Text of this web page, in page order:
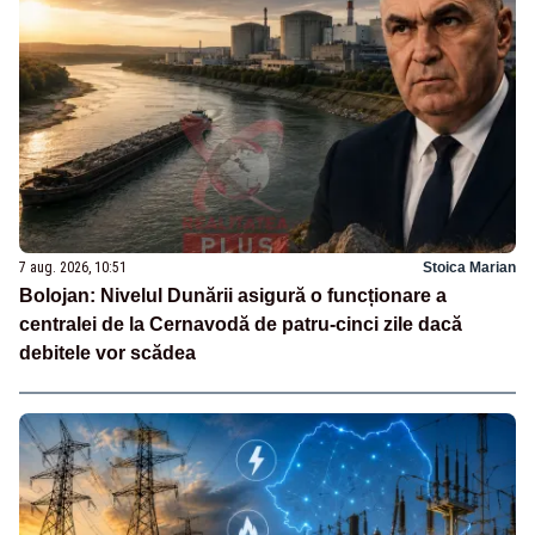
7 aug. 2026, 10:51 Stoica Marian
Bolojan: Nivelul Dunării asigură o funcționare a
centralei de la Cernavodă de patru-cinci zile dacă
debitele vor scădea